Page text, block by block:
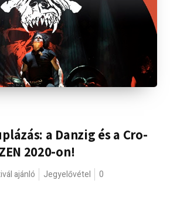
a Danzig és a Cro-
2020-on!
ajánló Jegyelővétel
0